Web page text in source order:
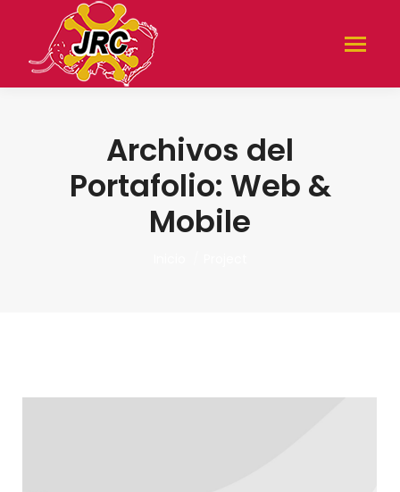
Archivos del
Portafolio: Web &
Mobile